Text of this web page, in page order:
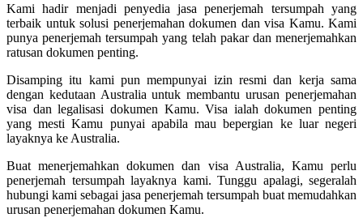
Kami hadir menjadi penyedia jasa penerjemah tersumpah yang
terbaik untuk solusi penerjemahan dokumen dan visa Kamu. Kami
punya penerjemah tersumpah yang telah pakar dan menerjemahkan
ratusan dokumen penting.
Disamping itu kami pun mempunyai izin resmi dan kerja sama
dengan kedutaan Australia untuk membantu urusan penerjemahan
visa dan legalisasi dokumen Kamu. Visa ialah dokumen penting
yang mesti Kamu punyai apabila mau bepergian ke luar negeri
layaknya ke Australia.
Buat menerjemahkan dokumen dan visa Australia, Kamu perlu
penerjemah tersumpah layaknya kami. Tunggu apalagi, segeralah
hubungi kami sebagai jasa penerjemah tersumpah buat memudahkan
urusan penerjemahan dokumen Kamu.